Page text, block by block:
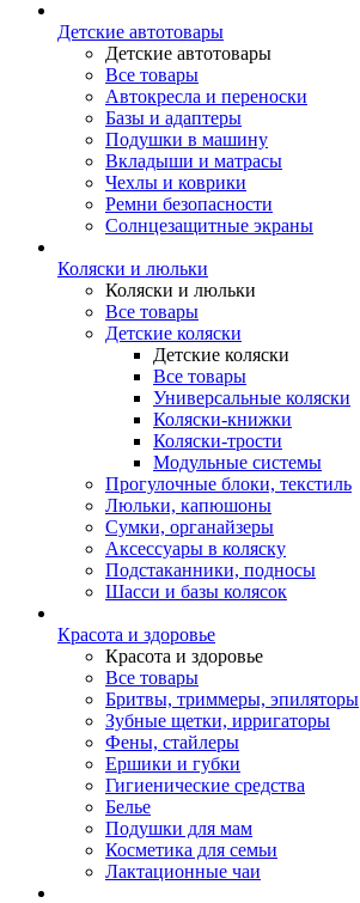
Детские автотовары
Детские автотовары
Все товары
Автокресла и переноски
Базы и адаптеры
Подушки в машину
Вкладыши и матрасы
Чехлы и коврики
Ремни безопасности
Солнцезащитные экраны
Коляски и люльки
Коляски и люльки
Все товары
Детские коляски
Детские коляски
Все товары
Универсальные коляски
Коляски-книжки
Коляски-трости
Модульные системы
Прогулочные блоки, текстиль
Люльки, капюшоны
Сумки, органайзеры
Аксессуары в коляску
Подстаканники, подносы
Шасси и базы колясок
Красота и здоровье
Красота и здоровье
Все товары
Бритвы, триммеры, эпиляторы
Зубные щетки, ирригаторы
Фены, стайлеры
Ершики и губки
Гигиенические средства
Белье
Подушки для мам
Косметика для семьи
Лактационные чаи